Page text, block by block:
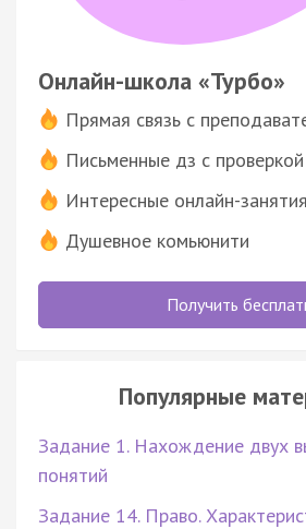
Онлайн-школа «Турбо»
Прямая связь с
Письменные дз с проверкой
Интересные онлайн-занятия
Душевное комьюнити
Получить
Популярные
Задание 1. Нахождение двух
понятий
Задание 14. Право.